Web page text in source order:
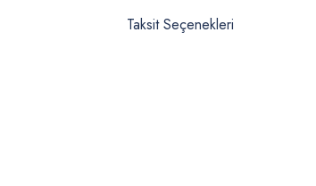
Taksit Seçenekleri